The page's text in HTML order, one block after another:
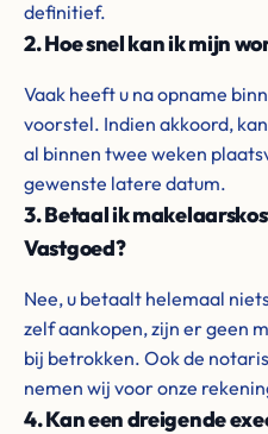
definitief.
2. Hoe snel kan ik mijn
Vaak heeft u na opname
voorstel. Indien akkoord,
al binnen twee weken
gewenste latere datum.
3. Betaal ik
Vastgoed?
Nee, u betaalt helemaal
zelf aankopen, zijn er geen
bij betrokken. Ook de
nemen wij voor onze
4. Kan een dreigende